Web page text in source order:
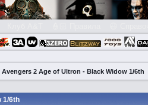
2 Age of Ultron - Black Widow 1/6th
1/6th